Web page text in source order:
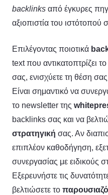
backlinks από έγκυρες
αξιοπιστία του
Επιλέγοντας ποιοτικά
text που αντικατοπτρίζει
σας, ενισχύετε τη θέση
Είναι σημαντικό να
το newsletter της
backlinks σας και να
στρατηγική σας. Αν
επιπλέον καθοδήγηση,
συνεργασίας με ειδικούς
Εξερευνήστε τις
βελτιώσετε το